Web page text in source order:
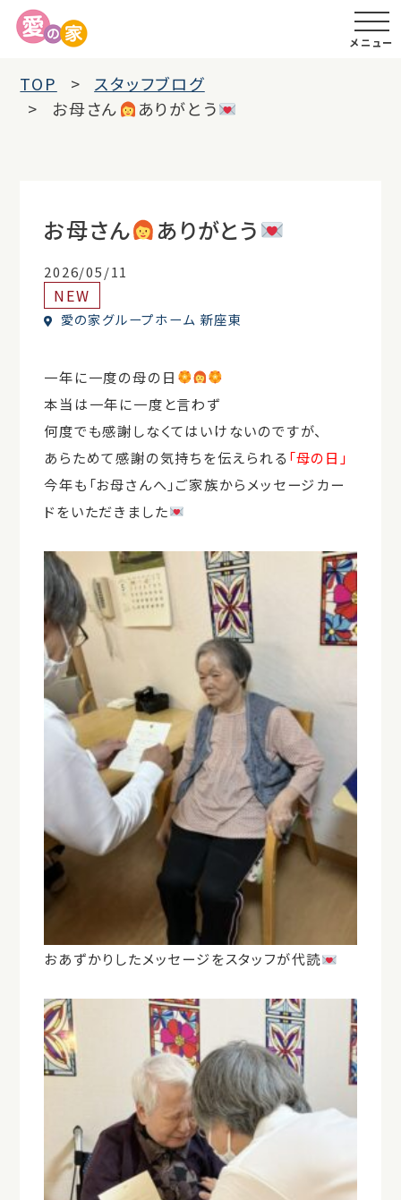
メニュー
TOP
スタッフブログ
お母さん
ありがとう
お母さん ありがとう
2026/05/11
NEW
愛の家グループホーム 新座東
一年に一度の母の日
本当は一年に一度と言わず
何度でも感謝しなくてはいけないのですが、
あらためて感謝の気持ちを伝えられる 「母の日」
今年も「お母さんへ」ご家族からメッセージカー
ドをいただきました
おあずかりしたメッセージをスタッフが代読